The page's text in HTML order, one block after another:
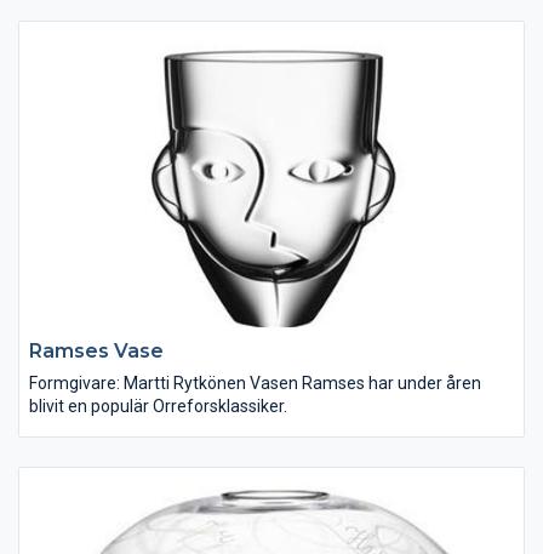
Ramses Vase
Formgivare: Martti Rytkönen Vasen Ramses har under åren
blivit en populär Orreforsklassiker.